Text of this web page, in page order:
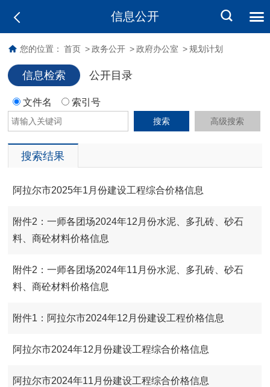
信息公开
您的位置： 首页 > 政务公开 > 政府办公室 > 规划计划
信息检索 公开目录
文件名 索引号
搜索 高级搜索
搜索结果
阿拉尔市2025年1月份建设工程综合价格信息
附件2：一师各团场2024年12月份水泥、多孔砖、砂石
料、商砼材料价格信息
附件2：一师各团场2024年11月份水泥、多孔砖、砂石
料、商砼材料价格信息
附件1：阿拉尔市2024年12月份建设工程价格信息
阿拉尔市2024年12月份建设工程综合价格信息
阿拉尔市2024年11月份建设工程综合价格信息